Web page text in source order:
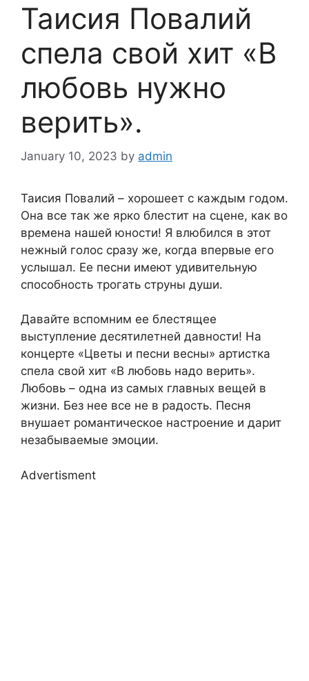
Таисия Повалий
спела свой хит «В
любовь нужно
верить».
January 10, 2023 by admin
Таисия Повалий – хорошеет с каждым годом.
Она все так же ярко блестит на сцене, как во
времена нашей юности! Я влюбился в этот
нежный голос сразу же, когда впервые его
услышал. Ее песни имеют удивительную
способность трогать струны души.
Давайте вспомним ее блестящее
выступление десятилетней давности! На
концерте «Цветы и песни весны» артистка
спела свой хит «В любовь надо верить».
Любовь – одна из самых главных вещей в
жизни. Без нее все не в радость. Песня
внушает романтическое настроение и дарит
незабываемые эмоции.
Advertisment